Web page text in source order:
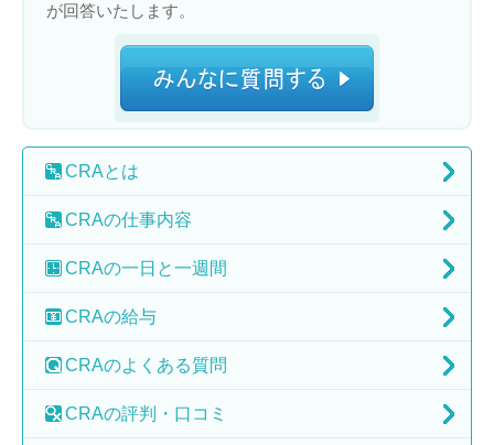
が回答いたします。
CRAとは
CRAの仕事内容
CRAの一日と一週間
CRAの給与
CRAのよくある質問
CRAの評判・口コミ